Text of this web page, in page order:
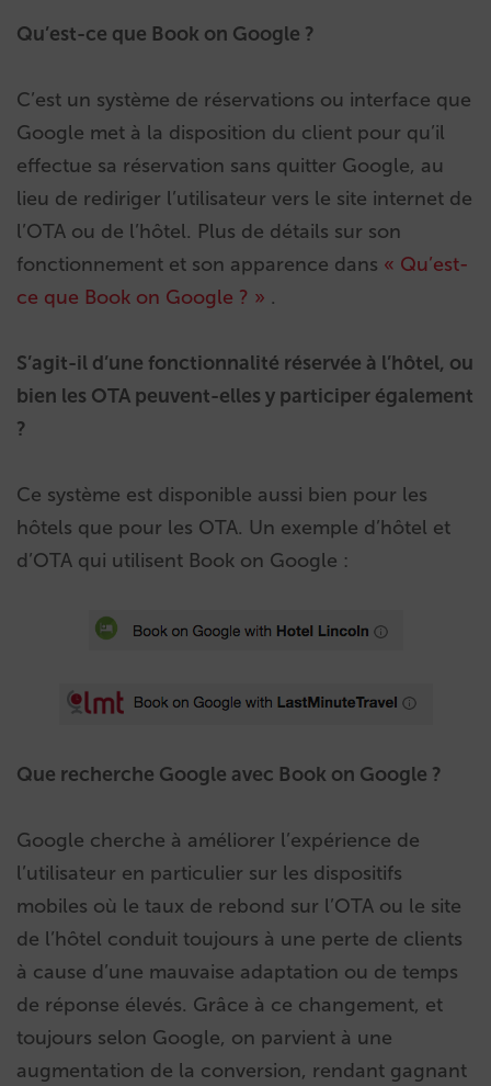
Qu’est-ce que Book on Google ?
C’est un système de réservations ou interface que
Google met à la disposition du client pour qu’il
effectue sa réservation sans quitter Google, au
lieu de rediriger l’utilisateur vers le site internet de
l’OTA ou de l’hôtel. Plus de détails sur son
fonctionnement et son apparence dans « Qu’est-
ce que Book on Google ? » .
S’agit-il d’une fonctionnalité réservée à l’hôtel, ou
bien les OTA peuvent-elles y participer également
?
Ce système est disponible aussi bien pour les
hôtels que pour les OTA. Un exemple d’hôtel et
d’OTA qui utilisent Book on Google :
Que recherche Google avec Book on Google ?
Google cherche à améliorer l’expérience de
l’utilisateur en particulier sur les dispositifs
mobiles où le taux de rebond sur l’OTA ou le site
de l’hôtel conduit toujours à une perte de clients
à cause d’une mauvaise adaptation ou de temps
de réponse élevés. Grâce à ce changement, et
toujours selon Google, on parvient à une
augmentation de la conversion, rendant gagnant